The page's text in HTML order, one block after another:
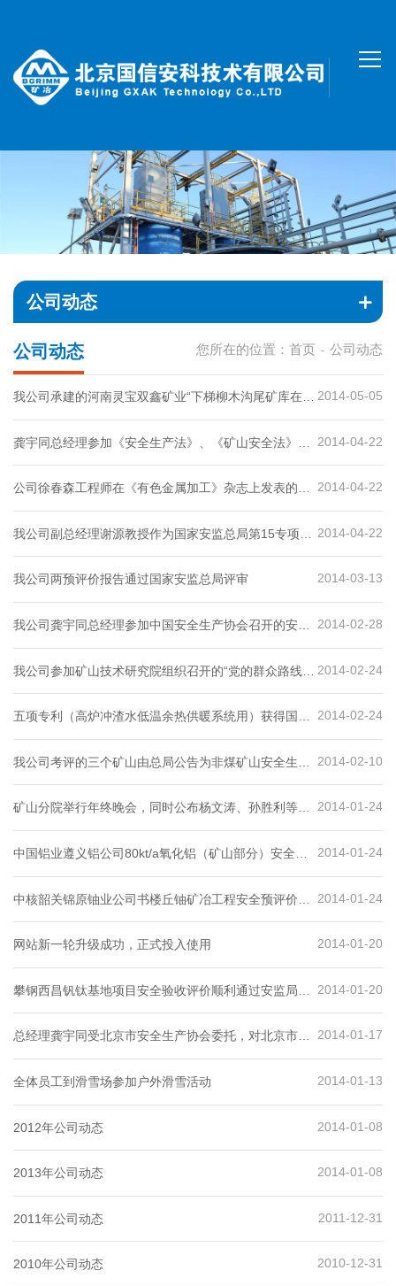
公司动态
您所在的位置： 首页 - 公司动态
公司动态
2014-05-05
我公司承建的河南灵宝双鑫矿业“下梯柳木沟尾矿库在线
2014-04-22
龚宇同总经理参加《安全生产法》、《矿山安全法》修
2014-04-22
公司徐春森工程师在《有色金属加工》杂志上发表的论
2014-04-22
我公司副总经理谢源教授作为国家安监总局第15专项督
2014-03-13
我公司两预评价报告通过国家安监总局评审
2014-02-28
我公司龚宇同总经理参加中国安全生产协会召开的安全
2014-02-24
我公司参加矿山技术研究院组织召开的“党的群众路线教
2014-02-24
五项专利（高炉冲渣水低温余热供暖系统用）获得国家
2014-02-10
我公司考评的三个矿山由总局公告为非煤矿山安全生产
2014-01-24
矿山分院举行年终晚会，同时公布杨文涛、孙胜利等五
2014-01-24
中国铝业遵义铝公司80kt/a氧化铝（矿山部分）安全验
2014-01-24
中核韶关锦原铀业公司书楼丘铀矿冶工程安全预评价报
2014-01-20
网站新一轮升级成功，正式投入使用
2014-01-20
攀钢西昌钒钛基地项目安全验收评价顺利通过安监局评
2014-01-17
总经理龚宇同受北京市安全生产协会委托，对北京市及
2014-01-13
全体员工到滑雪场参加户外滑雪活动
2014-01-08
2012年公司动态
2014-01-08
2013年公司动态
2011-12-31
2011年公司动态
2010-12-31
2010年公司动态